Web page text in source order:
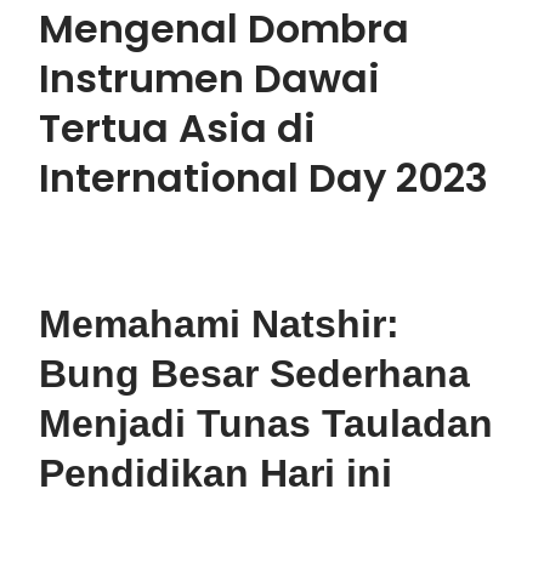
Mengenal Dombra
Instrumen Dawai
Tertua Asia di
International Day 2023
Memahami Natshir:
Bung Besar Sederhana
Menjadi Tunas Tauladan
Pendidikan Hari ini